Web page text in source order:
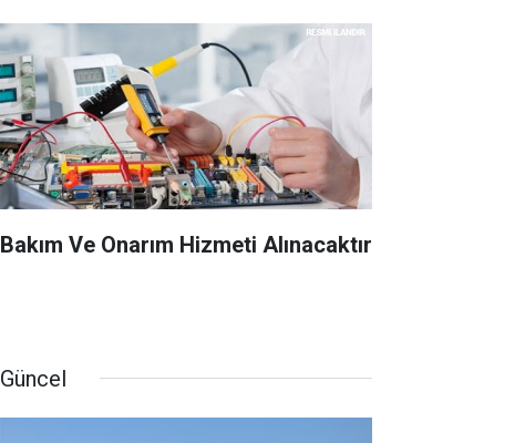
Bakım Ve Onarım Hizmeti Alınacaktır
Güncel